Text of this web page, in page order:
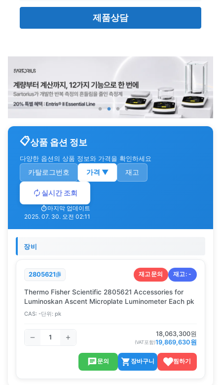
제품상담
상품 옵션 정보
다양한 옵션의 상품 정보와 가격을 확인하세요
카탈로그번호 가격 ▼ 재고
실시간 조회
마지막 업데이트
2025. 07. 30. 오전 02:11
장비
2805621 재고문의 재고:-
Thermo Fisher Scientific 2805621 Accessories for
Luminoskan Ascent Microplate Luminometer Each pk
CAS: -단위: pk
18,063,300원
(VAT포함)19,869,630원
문의 장바구니 찜하기